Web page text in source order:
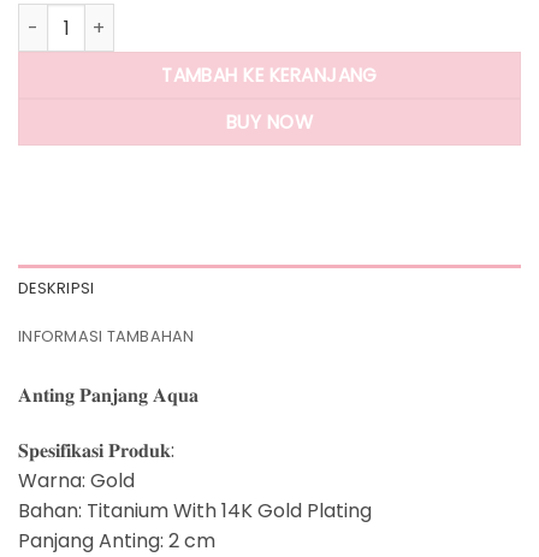
Kuantitas Panlandwoo - Anting Panjang Titanium Wanita
TAMBAH KE KERANJANG
BUY NOW
DESKRIPSI
INFORMASI TAMBAHAN
𝐀𝐧𝐭𝐢𝐧𝐠 𝐏𝐚𝐧𝐣𝐚𝐧𝐠 𝐀𝐪𝐮𝐚
𝐒𝐩𝐞𝐬𝐢𝐟𝐢𝐤𝐚𝐬𝐢 𝐏𝐫𝐨𝐝𝐮𝐤:
Warna: Gold
Bahan: Titanium With 14K Gold Plating
Panjang Anting: 2 cm